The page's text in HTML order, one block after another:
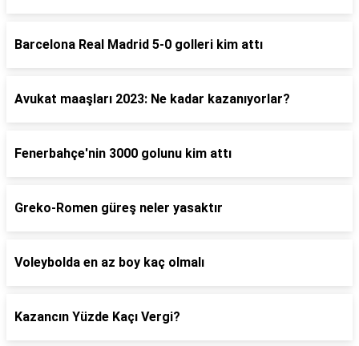
Barcelona Real Madrid 5-0 golleri kim attı
Avukat maaşları 2023: Ne kadar kazanıyorlar?
Fenerbahçe'nin 3000 golunu kim attı
Greko-Romen güreş neler yasaktır
Voleybolda en az boy kaç olmalı
Kazancın Yüzde Kaçı Vergi?